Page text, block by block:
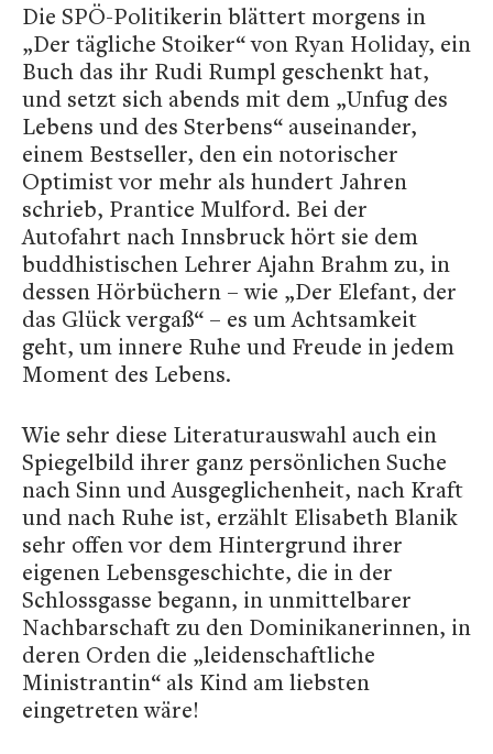
Die SPÖ-Politikerin blättert morgens in
„Der tägliche Stoiker“ von Ryan Holiday, ein
Buch das ihr Rudi Rumpl geschenkt hat,
und setzt sich abends mit dem „Unfug des
Lebens und des Sterbens“ auseinander,
einem Bestseller, den ein notorischer
Optimist vor mehr als hundert Jahren
schrieb, Prantice Mulford. Bei der
Autofahrt nach Innsbruck hört sie dem
buddhistischen Lehrer Ajahn Brahm zu, in
dessen Hörbüchern – wie „Der Elefant, der
das Glück vergaß“ – es um Achtsamkeit
geht, um innere Ruhe und Freude in jedem
Moment des Lebens.
Wie sehr diese Literaturauswahl auch ein
Spiegelbild ihrer ganz persönlichen Suche
nach Sinn und Ausgeglichenheit, nach Kraft
und nach Ruhe ist, erzählt Elisabeth Blanik
sehr offen vor dem Hintergrund ihrer
eigenen Lebensgeschichte, die in der
Schlossgasse begann, in unmittelbarer
Nachbarschaft zu den Dominikanerinnen, in
deren Orden die „leidenschaftliche
Ministrantin“ als Kind am liebsten
eingetreten wäre!